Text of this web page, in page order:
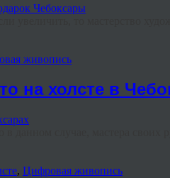
живопись
на холсте в
, Цифровая живопись